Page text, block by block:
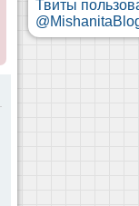
Твиты